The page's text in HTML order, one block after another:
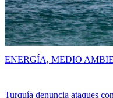
Turquía denuncia ataques
ENERGÍA, MEDIO